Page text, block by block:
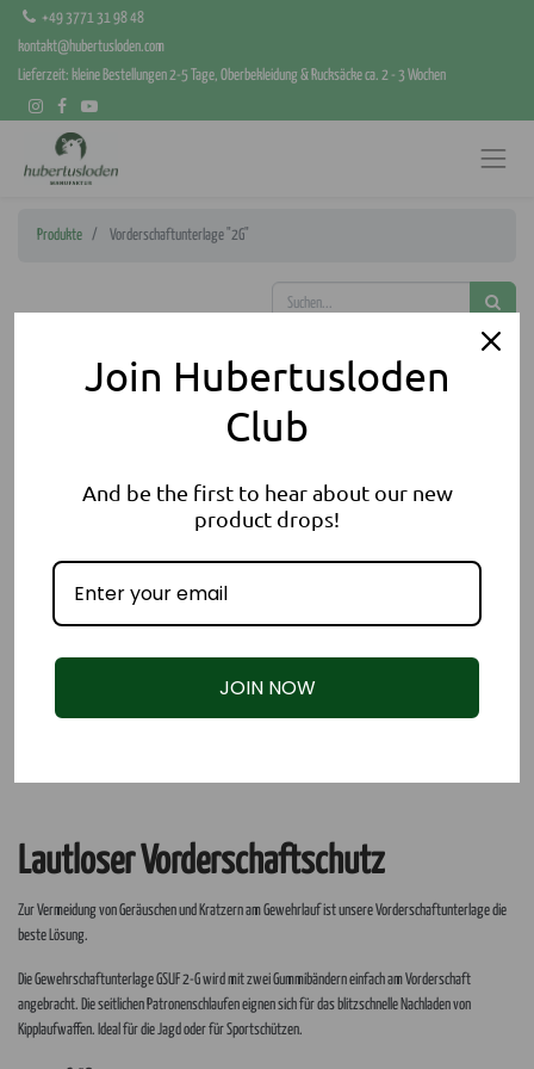
+49 3771 31 98 48
kontakt@hubertusloden.com
Lieferzeit: kleine Bestellungen 2-5 Tage, Oberbekleidung & Rucksäcke ca. 2 - 3 Wochen
Produkte Vorderschaftunterlage "2G"
Lautloser Vorderschaftschutz
Zur Vermeidung von Geräuschen und Kratzern am Gewehrlauf ist unsere Vorderschaftunterlage die
beste Lösung.
Die Gewehrschaftunterlage GSUF 2-G wird mit zwei Gummibändern einfach am Vorderschaft
angebracht. Die seitlichen Patronenschlaufen eignen sich für das blitzschnelle Nachladen von
Kipplaufwaffen. Ideal für die Jagd oder für Sportschützen.
Join Hubertusloden
Club
And be the first to hear about our new
product drops!
JOIN NOW